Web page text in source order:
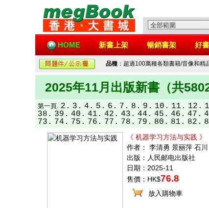
HOME 新書上架 暢銷書架 好
品種 ：超過100萬種各類書籍/音像和
2025年11月出版新書（共
第一頁. 2. 3. 4. 5. 6. 7. 8. 9. 10. 11. 12.
38. 39. 40. 41. 42. 43. 44. 45. 46. 47.
73. 74. 75. 76. 77. 78. 79. 80. 81. 82.
《 机器学习方法与实践 》
作者： 李清勇 景丽萍 石川
出版：人民邮电出版社
日期：2025-11
售價：HK$76.8
放入購物車